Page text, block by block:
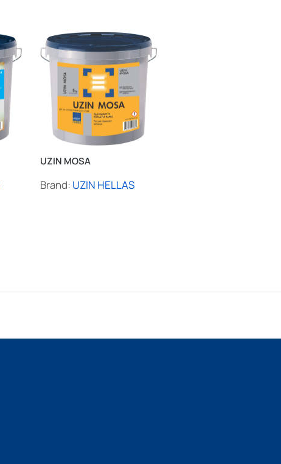
UZIN MOSA
Brand: UZIN HELLAS